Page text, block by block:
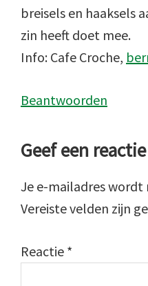
breisels en haaksels
zin heeft doet mee.
Info: Cafe Croche,
Beantwoorden
Geef een reactie
Je e-mailadres
Vereiste velden zijn
Reactie *